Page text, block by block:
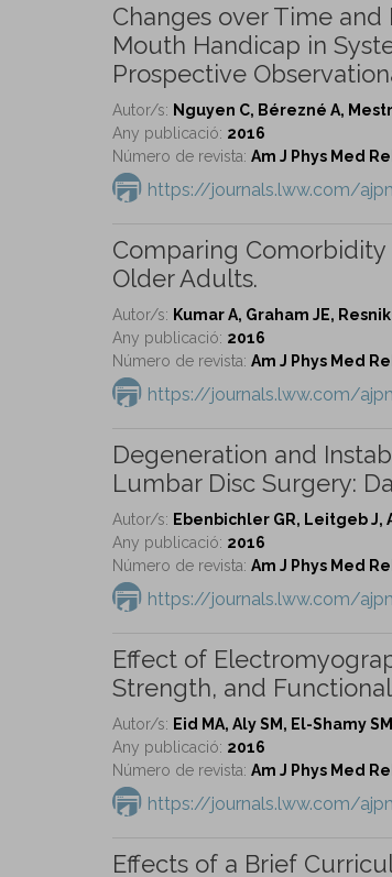
Changes over Time
Mouth Handicap in
Prospective
Autor/s: Nguyen C, Bérezné A,
Any publicació: 2016
Número de revista: Am J Phys Med
https://journals.lww.com/
Comparing
Older Adults.
Autor/s: Kumar A, Graham JE,
Any publicació: 2016
Número de revista: Am J Phys Med
https://journals.lww.com/
Degeneration and
Lumbar Disc Surgery:
Autor/s: Ebenbichler GR, Leitgeb J,
Any publicació: 2016
Número de revista: Am J Phys Med
https://journals.lww.com/
Effect of
Strength, and
Autor/s: Eid MA, Aly SM, El-Shamy
Any publicació: 2016
Número de revista: Am J Phys Med
https://journals.lww.com/
Effects of a Brief